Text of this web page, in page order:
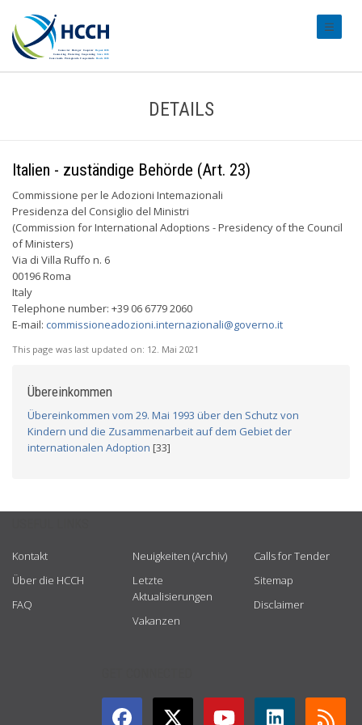
DETAILS
Italien - zuständige Behörde (Art. 23)
Commissione per le Adozioni Intemazionali
Presidenza del Consiglio del Ministri
(Commission for International Adoptions - Presidency of the Council
of Ministers)
Via di Villa Ruffo n. 6
00196 Roma
Italy
Telephone number: +39 06 6779 2060
E-mail: commissioneadozioni.internazionali@governo.it
This page was last updated on: 12. Mai 2021
Übereinkommen
Übereinkommen vom 29. Mai 1993 über den Schutz von
Kindern und die Zusammenarbeit auf dem Gebiet der
internationalen Adoption [33]
Kontakt
Über die HCCH
FAQ
Neuigkeiten (Archiv)
Letzte
Aktualisierungen
Vakanzen
Calls for Tender
Sitemap
Disclaimer